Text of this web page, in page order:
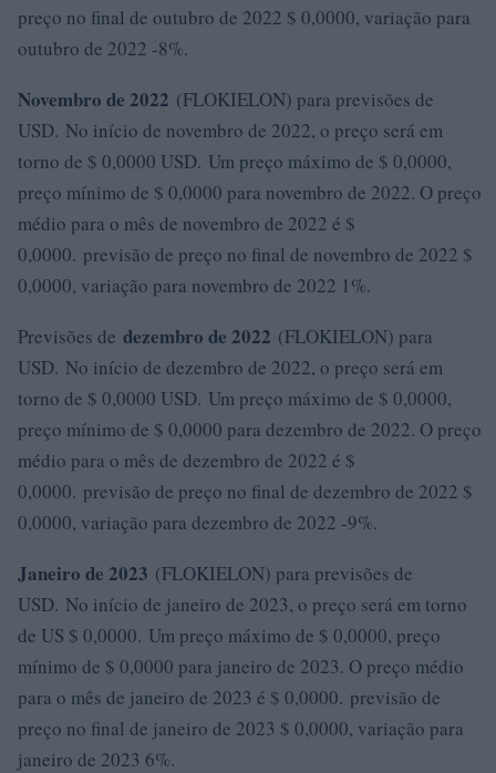
preço no final de outubro de 2022 $ 0,0000, variação para
outubro de 2022 -8%.
Novembro de 2022 (FLOKIELON) para previsões de
USD. No início de novembro de 2022, o preço será em
torno de $ 0,0000 USD. Um preço máximo de $ 0,0000,
preço mínimo de $ 0,0000 para novembro de 2022. O preço
médio para o mês de novembro de 2022 é $
0,0000. previsão de preço no final de novembro de 2022 $
0,0000, variação para novembro de 2022 1%.
Previsões de dezembro de 2022 (FLOKIELON) para
USD. No início de dezembro de 2022, o preço será em
torno de $ 0,0000 USD. Um preço máximo de $ 0,0000,
preço mínimo de $ 0,0000 para dezembro de 2022. O preço
médio para o mês de dezembro de 2022 é $
0,0000. previsão de preço no final de dezembro de 2022 $
0,0000, variação para dezembro de 2022 -9%.
Janeiro de 2023 (FLOKIELON) para previsões de
USD. No início de janeiro de 2023, o preço será em torno
de US $ 0,0000. Um preço máximo de $ 0,0000, preço
mínimo de $ 0,0000 para janeiro de 2023. O preço médio
para o mês de janeiro de 2023 é $ 0,0000. previsão de
preço no final de janeiro de 2023 $ 0,0000, variação para
janeiro de 2023 6%.